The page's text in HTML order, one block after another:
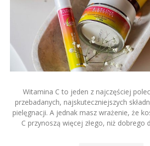
Witamina C to jeden z najczęściej
przebadanych, najskuteczniejszych
pielęgnacji. A jednak masz wrażenie, że
C przynoszą więcej złego, niż dobrego